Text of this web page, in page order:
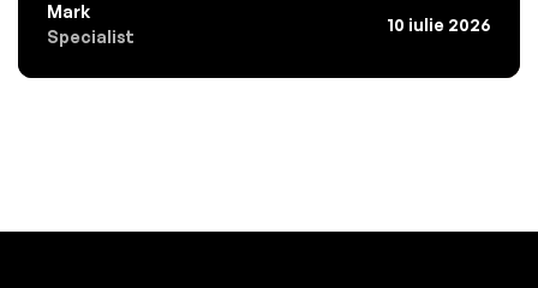
Mark
Specialist
10 iulie 2026